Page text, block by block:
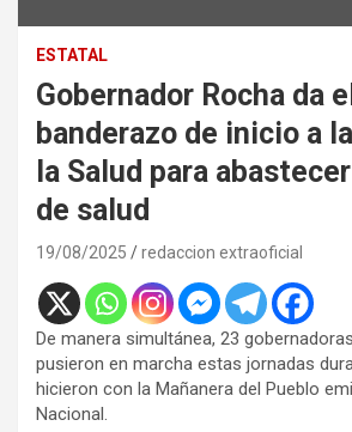
ESTATAL
Gobernador Rocha da el
banderazo de inicio a
la Salud para
de salud
19/08/2025 redaccion extraoficial
De manera simultánea, 23
pusieron en marcha estas jornadas
hicieron con la Mañanera del Pueblo
Nacional.